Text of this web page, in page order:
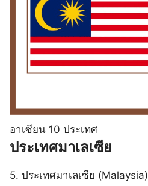
อาเซียน 10 ประเทศ
ประเทศมาเลเซีย
5. ประเทศมาเลเซีย (Malaysia)